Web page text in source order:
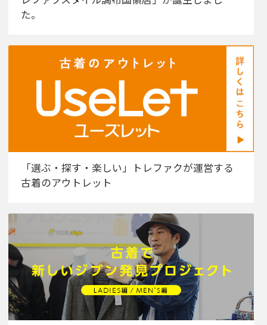
た。
「選ぶ・探す・楽しい」トレファクが運営する
古着のアウトレット